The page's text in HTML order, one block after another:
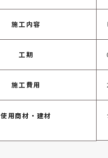
施工内容
工期
施工費用
使用商材・建材